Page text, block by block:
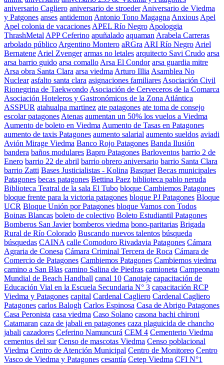
aniversario Cagliero aniversario de stroeder Aniversario de Viedma
y Patgones anses antidemon Antonio Tono Magagna Anxious Apel
Apel colonia de vacaciones APEL Río Negro Apologgia
ThrashMetal APP Ceferino apuñalado aquaman Arabela Carreras
arbolado público Argentino Montero aRGra ARI Río Negro Ariel
Bernatene Ariel Zvenger armas no letales arquitecto Savi Crudo arsa
arsa barrio guido arsa comallo Arsa El Condor arsa guardia mitre
Arsa obra Santa Clara arsa viedma Arturo Illia Asamblea No
Nuclear asfalto santa clara asignaciones familiares Asociación Civil
Rionegrina de Taekwondo Asociación de Cerveceros de la Comarca
Asociación Hoteleros y Gastronómicos de la Zona Atlántica
ASSPUR atahualpa martinez ate patagones ate toma de consejo
escolar patagones Atenas aumentan un 50% los vuelos a Viedma
Aumento de boleto en Viedma Aumento de Tasas en Patagones
aumento de taxis Patagones aumento salarial aumento sueldos aviadi
Avión Mirage Viedma Banco Rojo Patagones Banda Ilusión
bandera baños modulares Bapro Patagones Barloventos barrio 2 de
Enero barrio 22 de abril barrio obrero aniversario barrio Santa Clara
barrio Zatti Bases Justicialistas - Kolina Basquet Becas municipales
Patagones becas patagones Bettina Paez biblioteca pablo neruda
Biblioteca Teatral de la sala El Tubo bloque Cambiemos Patagones
bloque frente para la victoria patagones bloque PJ Patagones Bloque
UCR Bloque Unión por Patagones bloque Vamos con Todos
Boinas Blancas boleto de colectivo Boleto Estudiantil Patagones
Bomberos San Javier bomberos viedma bono-paritarias Brigada
Rural de Río Colorado Buscando nuevos talentos búsqueda
búsquedas CAINA calle Comodoro Rivadavia Patagones Cámara
Agraria de Conesa Cámara Criminal Tercera de Roca Cámara de
Comercio de Patagones Cambiemos Patagones Cambiemos viedma
camino a San Blas camino Salina de Piedras camioneta Campeonato
Mundial de Beach Handball canal 10 Canotaje capacitación de
Educación Vial en la Escuela Secundaria N° 3 capacitación RCP
Viedma y Patagones capital Cardenal Cagliero Cardenal Cagliero
Patagones carlos Balogh Carlos Espinosa Casa de Abrigo Patagones
Casa Peronista casa viedma Caso Solano casona bachi chironi
Catamaran caza de jabali en patagones caza plaguicida de chancho
jabali cazadores Ceferino Namuncurá CEM 4 Cementerio Viedma
cementos del sur Censo de mascotas Viedma Censo poblacional
Viedma Centro de Atención Municipal Centro de Monitoreo Centro
Vasco de Viedma y Patagones cesantía Cetep Viedma CFI N°1